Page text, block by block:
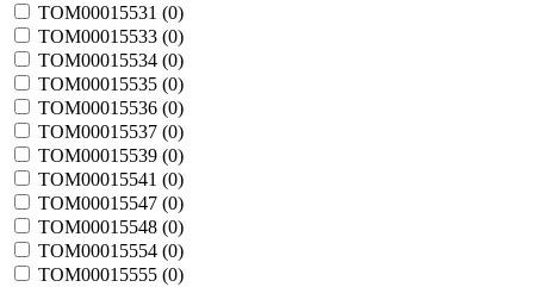
TOM00015531 (0)
TOM00015533 (0)
TOM00015534 (0)
TOM00015535 (0)
TOM00015536 (0)
TOM00015537 (0)
TOM00015539 (0)
TOM00015541 (0)
TOM00015547 (0)
TOM00015548 (0)
TOM00015554 (0)
TOM00015555 (0)